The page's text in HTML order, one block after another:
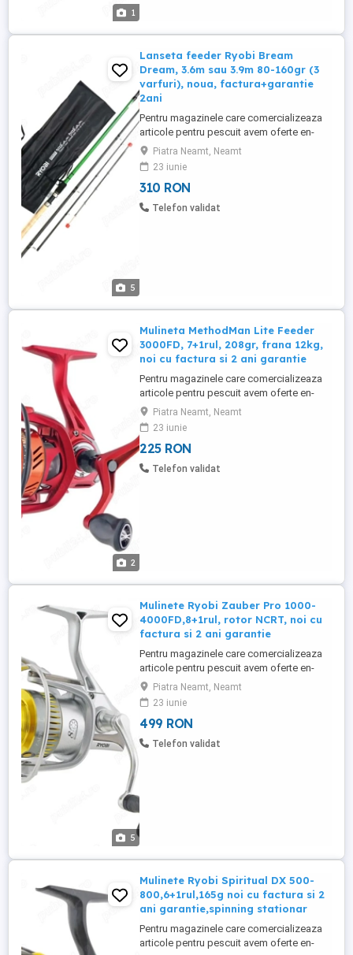
1
5
Lanseta feeder Ryobi Bream
Dream, 3.6m sau 3.9m 80-160gr (3
varfuri), noua, factura+garantie
2ani
Pentru magazinele care comercializeaza
articole pentru pescuit avem oferte en-
gross (contactati-ne pentru mai multe
detalii) Produsul este NOU in husa textila !
Pretul este pentru o singura lanseta (mai
multe bucati disponibile) Pretul este fix!
Fara schimburi ! Produsul vine insotit de
Piatra Neamt, Neamt
23 iunie
310 RON
Telefon validat
2
Mulineta MethodMan Lite Feeder
3000FD, 7+1rul, 208gr, frana 12kg,
noi cu factura si 2 ani garantie
Pentru magazinele care comercializeaza
articole pentru pescuit avem oferte en-
gross (contactati-ne pentru mai multe
detalii) Produsul este NOU in cutie, fisa
tehnica, schema ! Pretul este pentru o
singura mulineta (mai multe bucati
disponibile) Pretul este fix! Fara schimburi
Piatra Neamt, Neamt
23 iunie
225 RON
Telefon validat
5
Mulinete Ryobi Zauber Pro 1000-
4000FD,8+1rul, rotor NCRT, noi cu
factura si 2 ani garantie
Pentru magazinele care comercializeaza
articole pentru pescuit avem oferte en-
gross (contactati-ne pentru mai multe
detalii) Produsul este NOU in cutie, fisa
tehnica, schema ! Pretul este pentru o
singura mulineta (mai multe bucati
disponibile) Pretul este fix! Fara schimburi
Piatra Neamt, Neamt
23 iunie
499 RON
Telefon validat
Mulinete Ryobi Spiritual DX 500-
800,6+1rul,165g noi cu factura si 2
ani garantie,spinning stationar
Pentru magazinele care comercializeaza
articole pentru pescuit avem oferte en-